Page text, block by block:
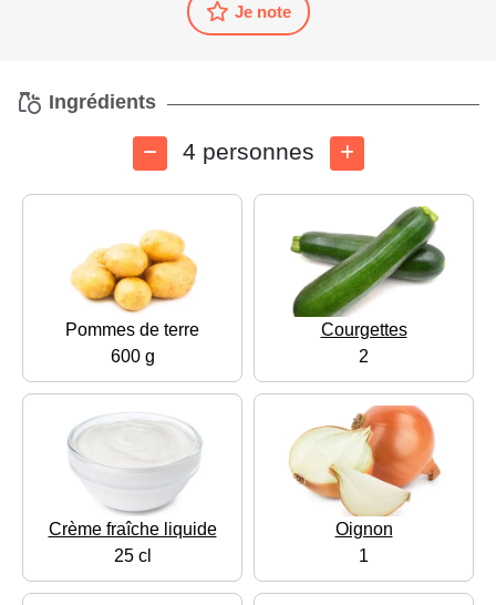
Je note
Ingrédients
4 personnes
Pommes de terre
600 g
Courgettes
2
Crème fraîche liquide
25 cl
Oignon
1